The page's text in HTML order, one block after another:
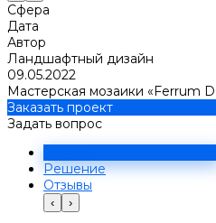
Сфера
Дата
Автор
Ландшафтный дизайн
09.05.2022
Мастерская мозаики «Ferrum
Заказать проект
Задать вопрос
Решение
Отзывы
‹ ›